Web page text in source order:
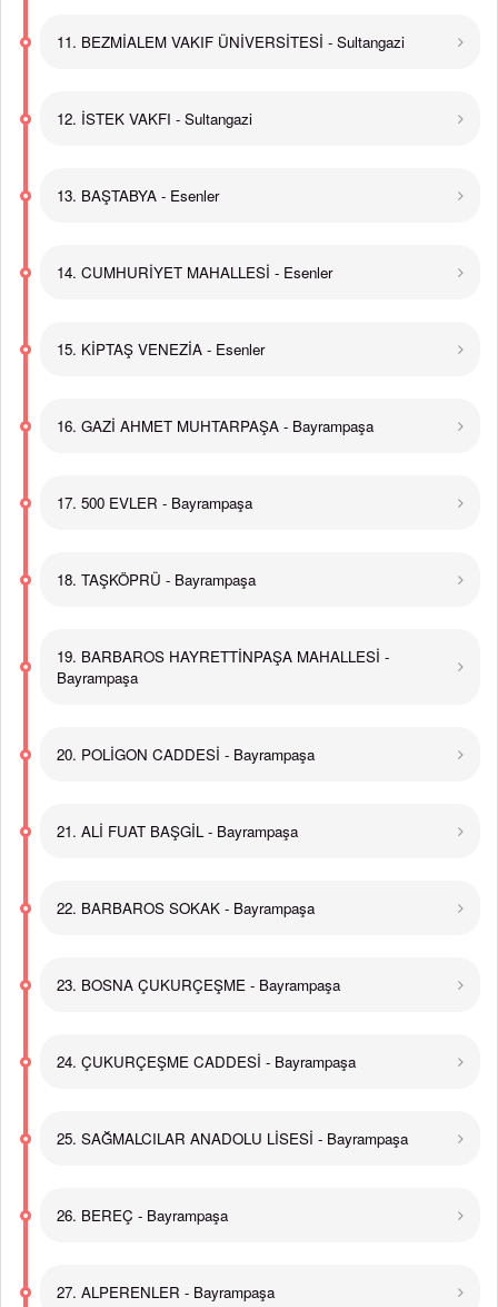
11. BEZMİALEM VAKIF ÜNİVERSİTESİ - Sultangazi
12. İSTEK VAKFI - Sultangazi
13. BAŞTABYA - Esenler
14. CUMHURİYET MAHALLESİ - Esenler
15. KİPTAŞ VENEZİA - Esenler
16. GAZİ AHMET MUHTARPAŞA - Bayrampaşa
17. 500 EVLER - Bayrampaşa
18. TAŞKÖPRÜ - Bayrampaşa
19. BARBAROS HAYRETTİNPAŞA MAHALLESİ -
Bayrampaşa
20. POLİGON CADDESİ - Bayrampaşa
21. ALİ FUAT BAŞGİL - Bayrampaşa
22. BARBAROS SOKAK - Bayrampaşa
23. BOSNA ÇUKURÇEŞME - Bayrampaşa
24. ÇUKURÇEŞME CADDESİ - Bayrampaşa
25. SAĞMALCILAR ANADOLU LİSESİ - Bayrampaşa
26. BEREÇ - Bayrampaşa
27. ALPERENLER - Bayrampaşa